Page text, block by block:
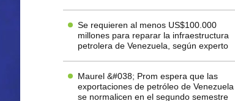
Se requieren al menos US$100.000
millones para reparar la infraestructura
petrolera de Venezuela, según experto
Maurel &#038; Prom espera que las
exportaciones de petróleo de Venezuela
se normalicen en el segundo semestre